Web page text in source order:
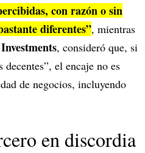
con razón o sin
diferentes”, mientras
, consideró que, si
el encaje no es
de negocios, incluyendo
en discordia